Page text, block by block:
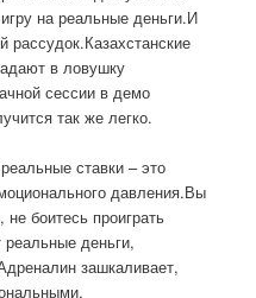
на реальные деньги.И
рассудок.Казахстанские
в ловушку
сессии в демо
так же легко.
ставки – это
давления.Вы
боитесь проиграть
реальные деньги,
зашкаливает,